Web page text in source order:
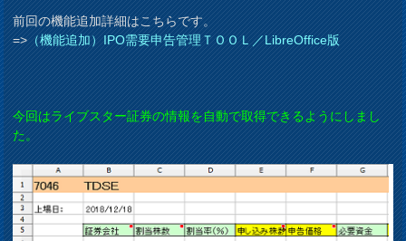
前回の機能追加詳細はこちらです。
=>（機能追加）IPO需要申告管理ＴＯＯＬ／LibreOffice版
今回はライブスター証券の情報を自動で取得できるようにしまし
た。